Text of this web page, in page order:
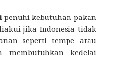
penuhi kebutuhan pakan
jika Indonesia tidak
seperti tempe atau
kedelai